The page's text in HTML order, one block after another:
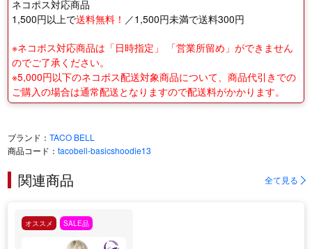
ネコポス対応商品
1,500円以上で送料無料！ ／1,500円未満で送料300円
※ネコポス対応商品は「日時指定」 「営業所留め」ができません
のでご了承ください。
※5,000円以下のネコポス配送対象商品について、商品代引きでの
ご購入の場合は通常配送となりますので配送料がかかります。
ブランド：TACO BELL
商品コード：tacobell-basicshoodie13
関連商品 全て見る
オススメ SALE品